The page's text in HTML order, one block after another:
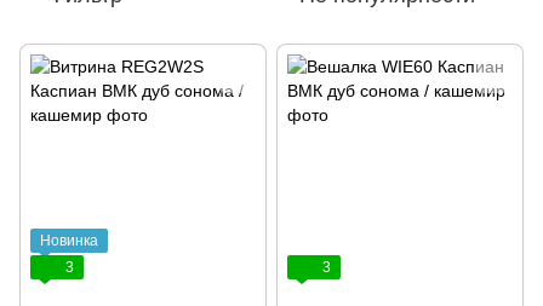
Новинка
3
3